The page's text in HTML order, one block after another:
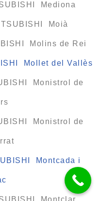
Mediona
Moià
Molins de Rei
Mollet del Vallès
Monistrol de
Monistrol de
Montcada i